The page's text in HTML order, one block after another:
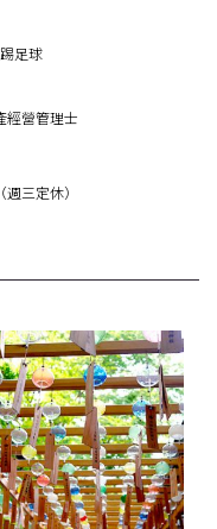
足球
經營管理士
三定休）